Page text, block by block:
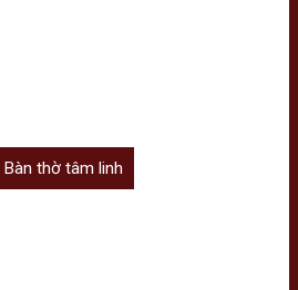
Bàn thờ tâm linh